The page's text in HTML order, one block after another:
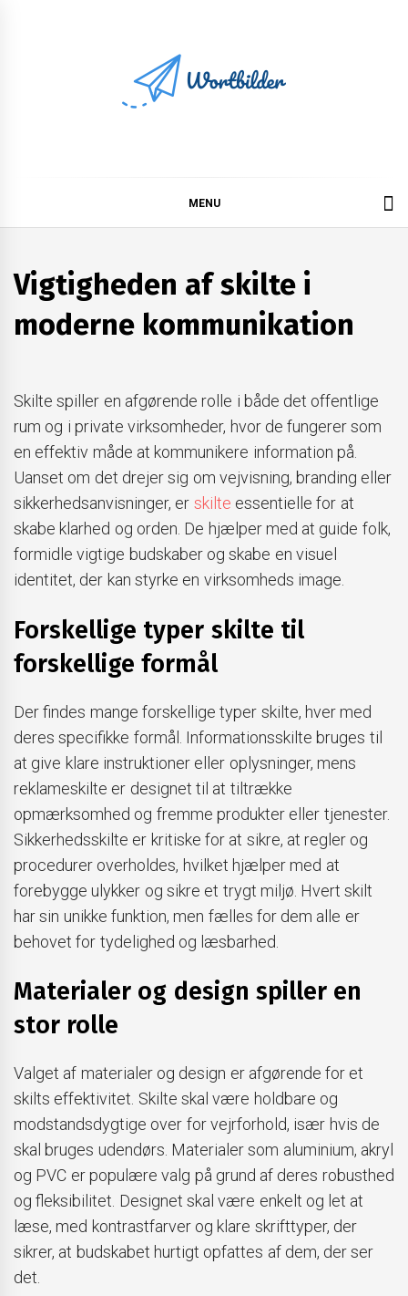
MENU
Vigtigheden af skilte i
moderne kommunikation
Skilte spiller en afgørende rolle i både det offentlige
rum og i private virksomheder, hvor de fungerer som
en effektiv måde at kommunikere information på.
Uanset om det drejer sig om vejvisning, branding eller
sikkerhedsanvisninger, er skilte essentielle for at
skabe klarhed og orden. De hjælper med at guide folk,
formidle vigtige budskaber og skabe en visuel
identitet, der kan styrke en virksomheds image.
Forskellige typer skilte til
forskellige formål
Der findes mange forskellige typer skilte, hver med
deres specifikke formål. Informationsskilte bruges til
at give klare instruktioner eller oplysninger, mens
reklameskilte er designet til at tiltrække
opmærksomhed og fremme produkter eller tjenester.
Sikkerhedsskilte er kritiske for at sikre, at regler og
procedurer overholdes, hvilket hjælper med at
forebygge ulykker og sikre et trygt miljø. Hvert skilt
har sin unikke funktion, men fælles for dem alle er
behovet for tydelighed og læsbarhed.
Materialer og design spiller en
stor rolle
Valget af materialer og design er afgørende for et
skilts effektivitet. Skilte skal være holdbare og
modstandsdygtige over for vejrforhold, især hvis de
skal bruges udendørs. Materialer som aluminium, akryl
og PVC er populære valg på grund af deres robusthed
og fleksibilitet. Designet skal være enkelt og let at
læse, med kontrastfarver og klare skrifttyper, der
sikrer, at budskabet hurtigt opfattes af dem, der ser
det.